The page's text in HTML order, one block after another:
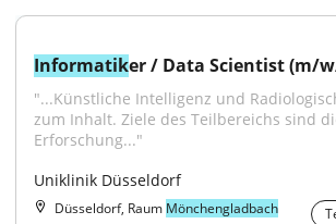
Informatiker / Data Scientist (m/
"...Künstliche Intelligenz und
zum Inhalt. Ziele des Teilbereichs sind
Erforschung..."
Uniklinik Düsseldorf
Düsseldorf, Raum Mönchengladbach